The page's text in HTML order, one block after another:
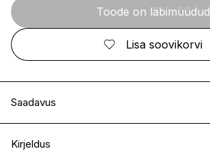
Toode on läbimüüdud
Lisa soovikorvi
Saadavus
I.L.U. Kristiine
Kirjeldus